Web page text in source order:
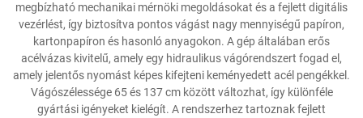
Tervezési Eset
Szolgáltatás
megbízható mechanikai mérnöki megoldásokat és a fejlett digitális
vezérlést, így biztosítva pontos vágást nagy mennyiségű papíron,
kartonpapíron és hasonló anyagokon. A gép általában erős
acélvázas kivitelű, amely egy hidraulikus vágórendszert fogad el,
amely jelentős nyomást képes kifejteni keményedett acél pengékkel.
Vágószélessége 65 és 137 cm között változhat, így különféle
gyártási igényeket kielégít. A rendszerhez tartoznak fejlett